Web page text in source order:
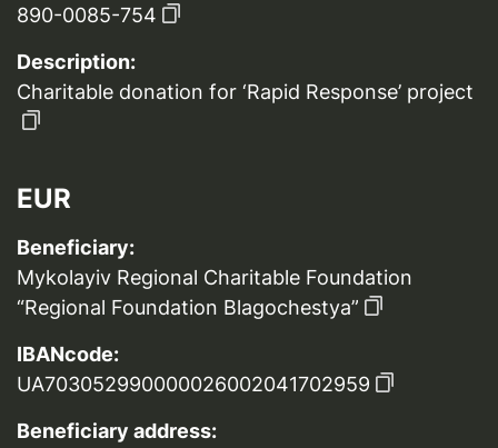
890-0085-754
Description:
Charitable donation for ‘Rapid Response’ project
EUR
Beneficiary:
Mykolayiv Regional Charitable Foundation
“Regional Foundation Blagochestya”
IBANcode:
UA703052990000026002041702959
Beneficiary address: